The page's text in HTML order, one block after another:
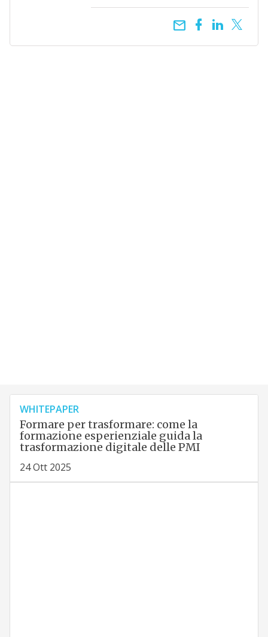
email
WHITEPAPER
Formare per trasformare: come la
formazione esperienziale guida la
trasformazione digitale delle PMI
24 Ott 2025